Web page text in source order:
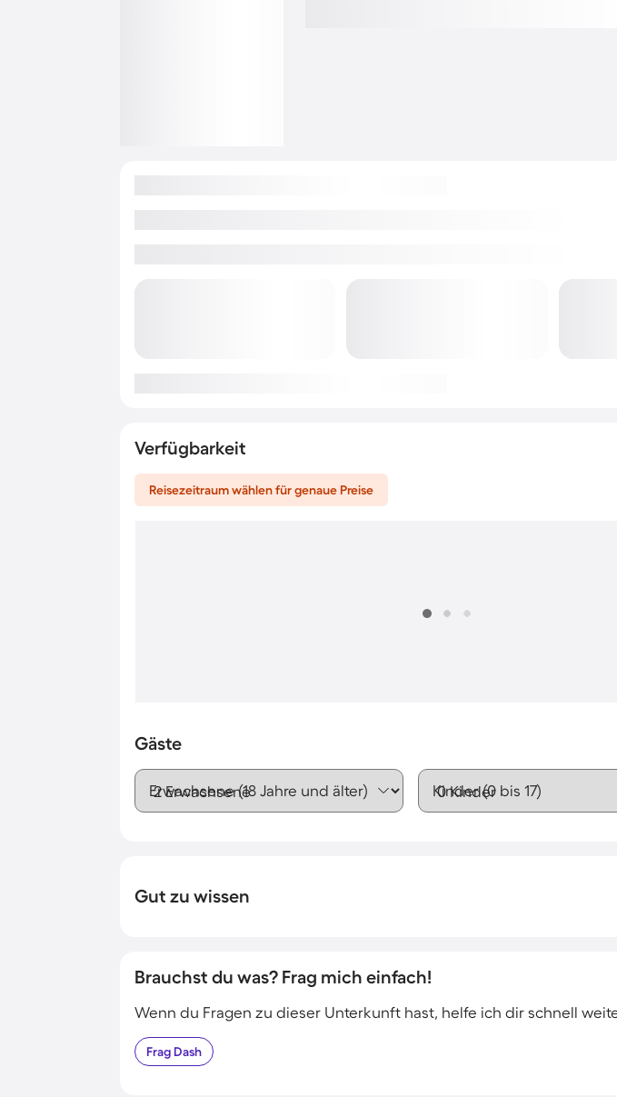
Verfügbarkeit
Reisezeitraum wählen für genaue Preise
Gäste
Erwachsene (18 Jahre und älter) Kinder (0 bis 17)
Gut zu wissen
Brauchst du was? Frag mich einfach!
Wenn du Fragen zu dieser Unterkunft hast, helfe ich dir schnell
FragDash